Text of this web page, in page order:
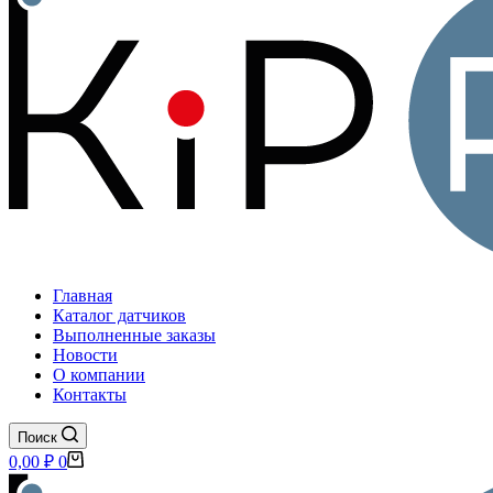
Главная
Каталог датчиков
Выполненные заказы
Новости
О компании
Контакты
Поиск
Корзина
0,00 ₽ 0